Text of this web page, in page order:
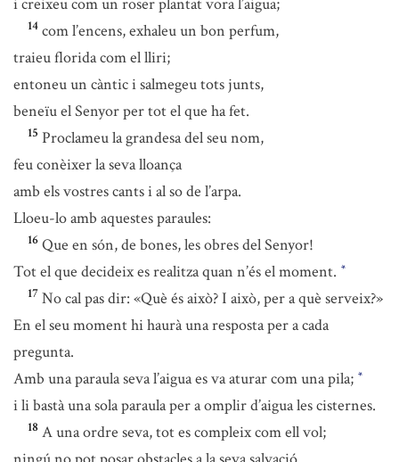
14 com l’encens, exhaleu un bon perfum,
traieu florida com el lliri;
entoneu un càntic i salmegeu tots junts,
beneïu el Senyor per tot el que ha fet.
15 Proclameu la grandesa del seu nom,
feu conèixer la seva lloança
amb els vostres cants i al so de l’arpa.
Lloeu-lo amb aquestes paraules:
16 Que en són, de bones, les obres del Senyor!
Tot el que decideix es realitza quan n’és el moment. *
17 No cal pas dir: «Què és això? I això, per a què serveix?»
En el seu moment hi haurà una resposta per a cada
pregunta.
Amb una paraula seva l’aigua es va aturar com una pila; *
i li bastà una sola paraula per a omplir d’aigua les cisternes.
18 A una ordre seva, tot es compleix com ell vol;